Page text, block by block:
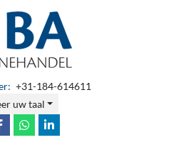
+31-184-614611
uw taal
whatsapplinkedin